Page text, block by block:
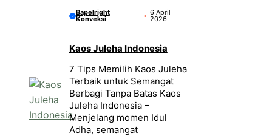
Bapelright
Konveksi
6 April
2026
Kaos Juleha Indonesia
7 Tips Memilih Kaos Juleha
Terbaik untuk Semangat
Berbagi Tanpa Batas Kaos
Juleha Indonesia –
Menjelang momen Idul
Adha, semangat